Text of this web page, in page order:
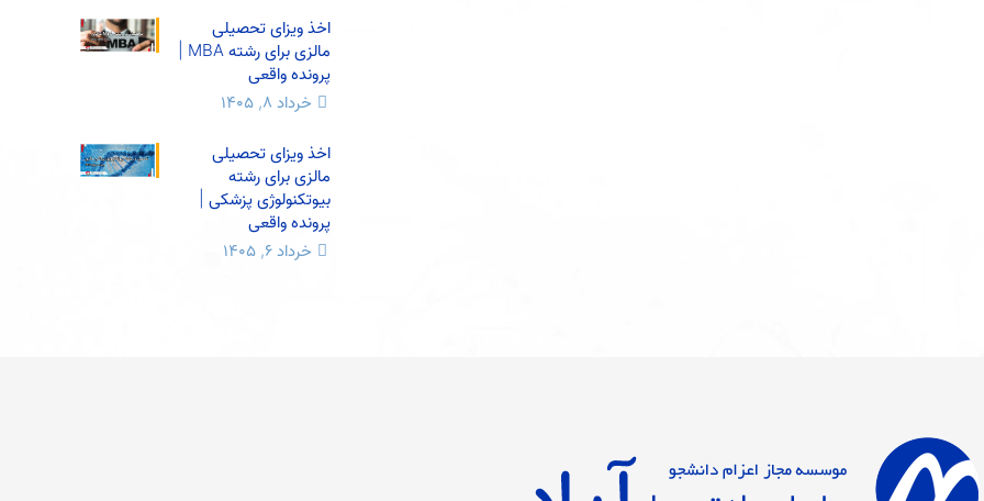
اخذ ویزای تحصیلی
پرونده واقعی
خرداد ۸, ۱۴۰۵
اخذ ویزای تحصیلی
مالزی برای رشته
بیوتکنولوژی پزشکی |
پرونده واقعی
خرداد ۶, ۱۴۰۵